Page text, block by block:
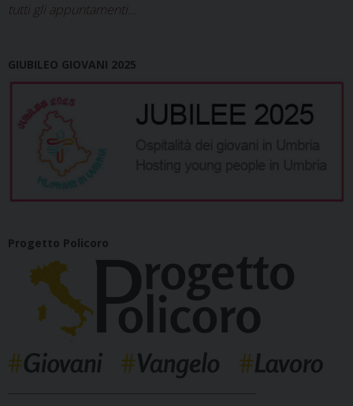
tutti gli appuntamenti...
GIUBILEO GIOVANI 2025
Progetto Policoro